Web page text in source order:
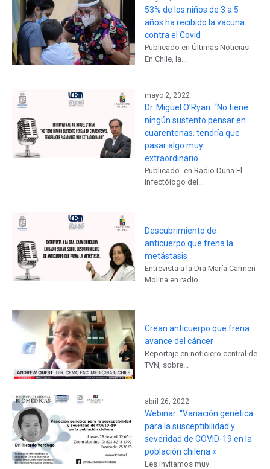
53% de los niños de 3 a 5
años ha recibido la vacuna
contra el Covid
Publicado en Últimas Noticias
En Chile, la...
mayo 2, 2022
Dr. Miguel O’Ryan: “No tiene
ningún sustento pensar en
cuarentenas, tendría que
pasar algo muy
extraordinario
Publicado- en Radio Duna El
infectólogo del...
Descubrimiento de
anticuerpo que frena la
metástasis
Entrevista a la Dra María Carmen
Molina en radio...
Crean anticuerpo que frena
avance del cáncer
Reportaje en noticiero central de
TVN, sobre...
abril 26, 2022
Webinar: “Variación genética
para la susceptibilidad y
severidad de COVID-19 en la
población chilena «
Les invitamos muy